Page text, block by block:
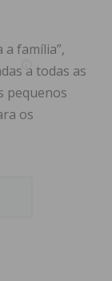
a família”,
a todas as
pequenos
os
se